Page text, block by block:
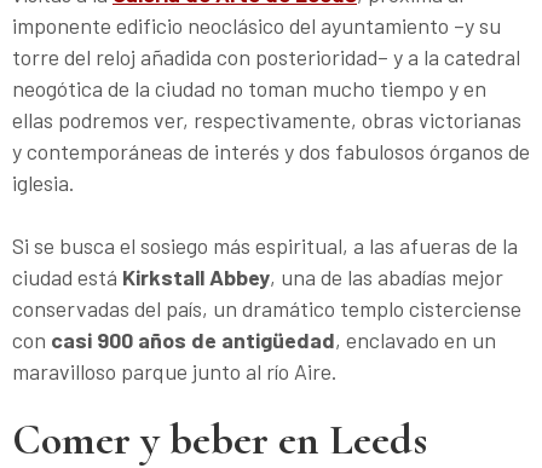
imponente edificio neoclásico del ayuntamiento –y su
torre del reloj añadida con posterioridad– y a la catedral
neogótica de la ciudad no toman mucho tiempo y en
ellas podremos ver, respectivamente, obras victorianas
y contemporáneas de interés y dos fabulosos órganos de
iglesia.
Si se busca el sosiego más espiritual, a las afueras de la
ciudad está Kirkstall Abbey, una de las abadías mejor
conservadas del país, un dramático templo cisterciense
con casi 900 años de antigüedad, enclavado en un
maravilloso parque junto al río Aire.
Comer y beber en Leeds